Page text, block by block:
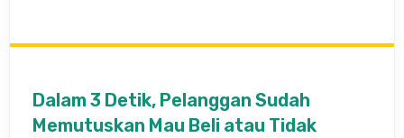
Dalam 3 Detik, Pelanggan Sudah
Memutuskan Mau Beli atau Tidak